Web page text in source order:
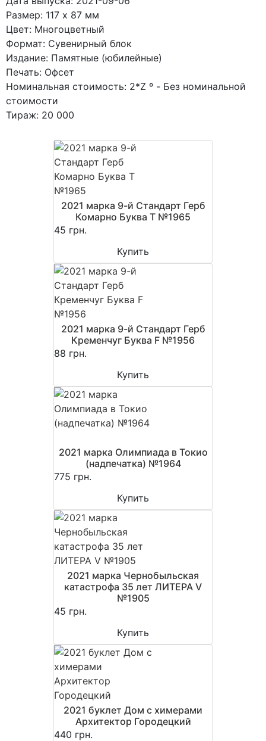
Размер: 117 x 87 мм
Цвет: Многоцветный
Формат: Сувенирный блок
Издание: Памятные (юбилейные)
Печать: Офсет
Номинальная стоимость: 2*Z º - Без номинальной
стоимости
Тираж: 20 000
2021 марка 9-й Стандарт Герб
Комарно Буква T №1965
45 грн.
Купить
2021 марка 9-й Стандарт Герб
Кременчуг Буква F №1956
88 грн.
Купить
2021 марка Олимпиада в Токио
(надпечатка) №1964
775 грн.
Купить
2021 марка Чернобыльская
катастрофа 35 лет ЛИТЕРА V
№1905
45 грн.
Купить
2021 буклет Дом с химерами
Архитектор Городецкий
440 грн.